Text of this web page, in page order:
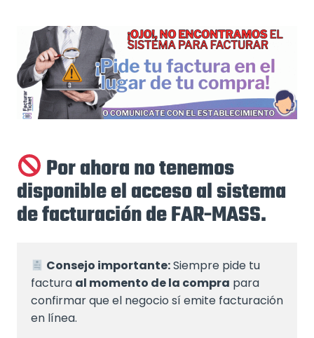
Por ahora no tenemos
disponible el acceso al sistema
de facturación de FAR-MASS.
Consejo importante: Siempre pide tu
factura al momento de la compra para
confirmar que el negocio sí emite facturación
en línea.